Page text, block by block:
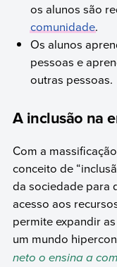
os alunos são
comunidade.
Os alunos
pessoas e
outras pessoas.
A inclusão na
Com a
conceito de
da sociedade para
acesso aos
permite expandir
um mundo
neto o ensina a